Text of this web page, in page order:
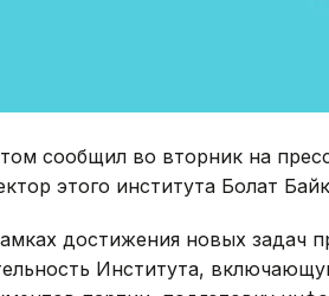
сообщил во вторник на
этого института Болат
достижения новых задач
Института,